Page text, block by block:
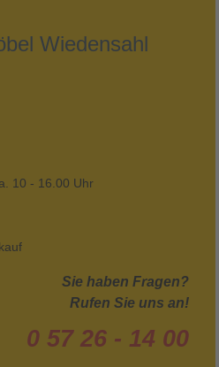
10 - 16.00 Uhr
Sie haben Fragen?
Rufen Sie uns an!
0 57 26 - 14 00